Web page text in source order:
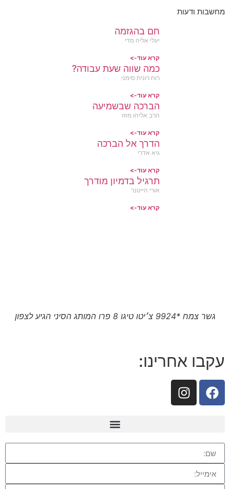
מחשבות ודעות
חם בהגזמה
יעלי אליה מדי
קרא עוד->
כמה שווה שעת עבודה?
רוח רונית סימני
קרא עוד->
הברכה שבשמיעה
הרב אליהו מזוז
קרא עוד->
הדרך אל הברכה
גיא אדרי
קרא עוד->
תרגיל בדמיון מודרך
אורי הייטנר
קרא עוד->
גשר צמח *9924 צ׳יטו טיגו 8 פרו המותג הסיני הגיע לצפון
עקבו אחרינו: